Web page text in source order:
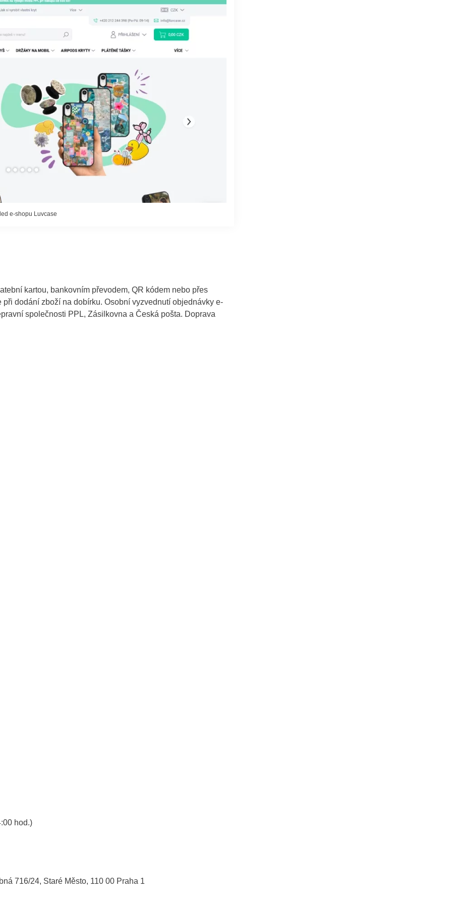
e-shopu Luvcase
kartou, bankovním převodem, QR kódem nebo přes
dodání zboží na dobírku. Osobní vyzvednutí objednávky e-
společnosti PPL, Zásilkovna a Česká pošta. Doprava
hod.)
716/24, Staré Město, 110 00 Praha 1